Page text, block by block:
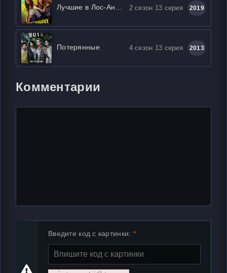
2 сезон 13 серия 2019
Потерянные 4 сезон 13 серия 2013
Комментарии
Введите код с картинки: